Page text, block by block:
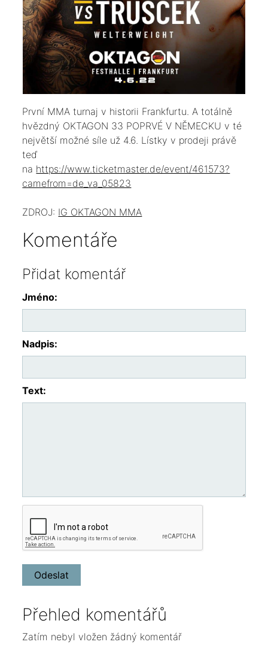
První MMA turnaj v historii Frankfurtu. A totálně
hvězdný OKTAGON 33 POPRVÉ V NĚMECKU v té
největší možné síle už 4.6. Lístky v prodeji právě
teď
na https://www.ticketmaster.de/event/461573?
camefrom=de_va_05823
ZDROJ: IG OKTAGON MMA
Komentáře
Přidat komentář
Jméno:
Nadpis:
Text:
Přehled komentářů
Zatím nebyl vložen žádný komentář